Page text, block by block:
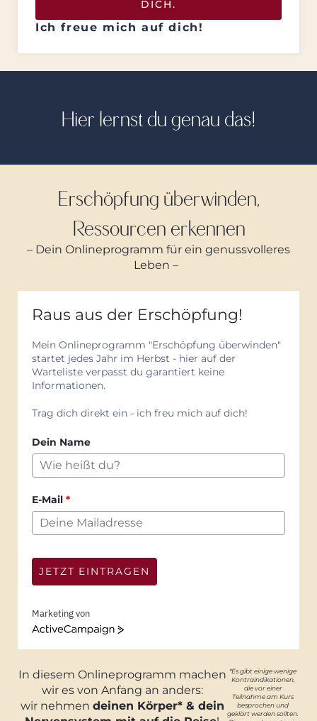
DICH.
Ich freue mich auf dich!
Hier lernst du genau das!
Erschöpfung überwinden,
Ressourcen erkennen
– Dein Onlineprogramm für ein genussvolleres
Leben –
Raus aus der Erschöpfung!
Mein Onlineprogramm "Erschöpfung überwinden"
startet jedes Jahr im Herbst - hier auf der
Warteliste verpasst du garantiert keine
Informationen.
Trag dich direkt ein - ich freu mich auf dich!
Dein Name
E-Mail *
JETZT EINTRAGEN
Marketing von
ActiveCampaign
In diesem Onlineprogramm machen
wir es von Anfang an anders:
wir nehmen deinen Körper* & dein
*Es gibt einige wenige
Kontraindikationen,
die vor einer
Teilnahme am Kurs
besprochen und
geklärt werden sollten.